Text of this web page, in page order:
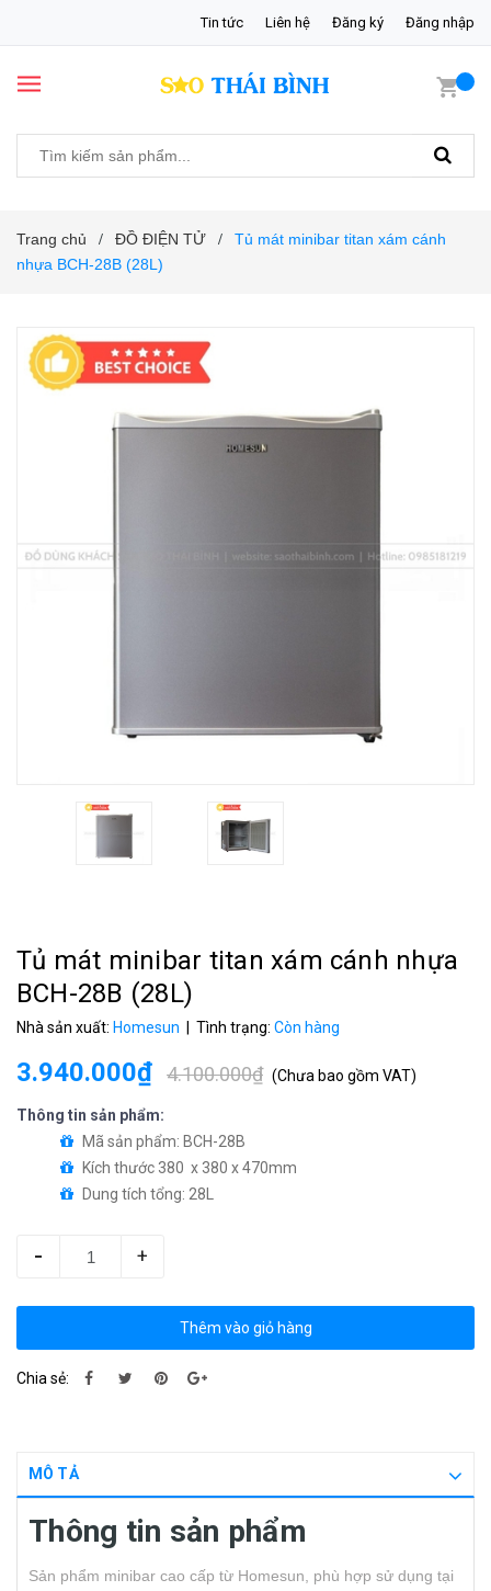
Tin tức Liên hệ Đăng ký Đăng nhập
Trang chủ / ĐỒ ĐIỆN TỬ /
Tủ mát minibar titan xám cánh
nhựa BCH-28B (28L)
Tủ mát minibar titan xám cánh nhựa
BCH-28B (28L)
Nhà sản xuất: Homesun | Tình trạng: Còn hàng
3.940.000₫ 4.100.000₫ (Chưa bao gồm VAT)
Thông tin sản phẩm:
Mã sản phẩm: BCH-28B
Kích thước 380 x 380 x 470mm
Dung tích tổng: 28L
- +
Thêm vào giỏ hàng
Chia sẻ:
MÔ TẢ
Thông tin sản phẩm
Sản phẩm minibar cao cấp từ Homesun, phù hợp sử dụng tại